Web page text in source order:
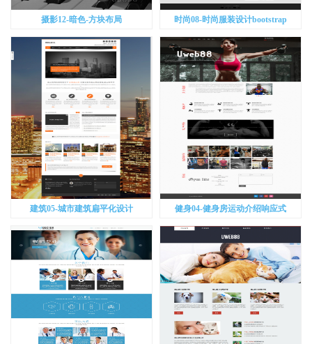
摄影12-暗色-方块布局 时尚08-时尚服装设计bootstrap
建筑05-城市建筑扁平化设计 健身04-健身房运动介绍响应式